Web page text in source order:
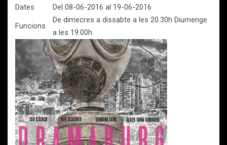
Dates
Del 08-06-2016 al 19-06-2016
Funcions
De dimecres a dissabte a les 20.30h Diumenge
a les 19.00h